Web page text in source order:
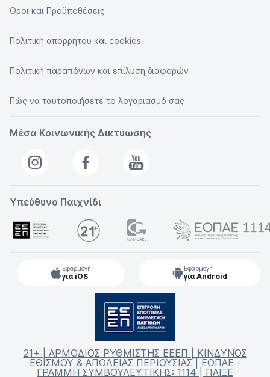
Οροι και Προϋποθέσεις
Πολιτική απορρήτου και cookies
Πολιτική παραπόνων και επίλυση διαφορών
Πώς να ταυτοποιήσετε το λογαριασμό σας
Μέσα Κοινωνικής Δικτύωσης
Υπεύθυνο Παιχνίδι
Εφαρμογή
για iOS
Εφαρμογή
για Android
21+ | ΑΡΜΟΔΙΟΣ ΡΥΘΜΙΣΤΗΣ ΕΕΕΠ | ΚΙΝΔΥΝΟΣ
ΕΘΙΣΜΟΥ & ΑΠΩΛΕΙΑΣ ΠΕΡΙΟΥΣΙΑΣ | ΕΟΠΑΕ -
ΓΡΑΜΜΗ ΣΥΜΒΟΥΛΕΥΤΙΚΗΣ: 1114 | ΠΑΙΞΕ